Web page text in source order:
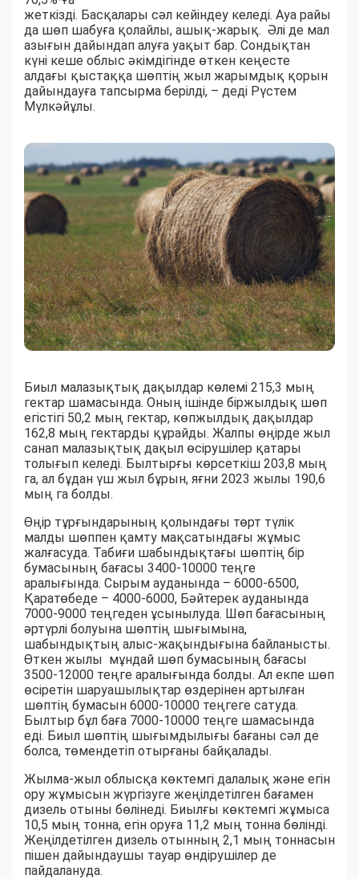
жеткізді. Басқалары сәл кейіндеу келеді. Ауа райы
да шөп шабуға қолайлы, ашық-жарық. Әлі де мал
азығын дайындап алуға уақыт бар. Сондықтан
күні кеше облыс әкімдігінде өткен кеңесте
алдағы қыстаққа шөптің жыл жарымдық қорын
дайындауға тапсырма берілді, – деді Рүстем
Мүлкәйұлы.
Биыл малазықтық дақылдар көлемі 215,3 мың
гектар шамасында. Оның ішінде біржылдық шөп
егістігі 50,2 мың гектар, көпжылдық дақылдар
162,8 мың гектарды құрайды. Жалпы өңірде жыл
санап малазықтық дақыл өсірушілер қатары
толығып келеді. Былтырғы көрсеткіш 203,8 мың
га, ал бұдан үш жыл бұрын, яғни 2023 жылы 190,6
мың га болды.
Өңір тұрғындарының қолындағы төрт түлік
малды шөппен қамту мақсатындағы жұмыс
жалғасуда. Табиғи шабындықтағы шөптің бір
бумасының бағасы 3400-10000 теңге
аралығында. Сырым ауданында – 6000-6500,
Қаратөбеде – 4000-6000, Бәйтерек ауданында
7000-9000 теңгеден ұсынылуда. Шөп бағасының
әртүрлі болуына шөптің шығымына,
шабындықтың алыс-жақындығына байланысты.
Өткен жылы мұндай шөп бумасының бағасы
3500-12000 теңге аралығында болды. Ал екпе шөп
өсіретін шаруашылықтар өздерінен артылған
шөптің бумасын 6000-10000 теңгеге сатуда.
Былтыр бұл баға 7000-10000 теңге шамасында
еді. Биыл шөптің шығымдылығы бағаны сәл де
болса, төмендетіп отырғаны байқалады.
Жылма-жыл облысқа көктемгі далалық және егін
ору жұмысын жүргізуге жеңілдетілген бағамен
дизель отыны бөлінеді. Биылғы көктемгі жұмыса
10,5 мың тонна, егін оруға 11,2 мың тонна бөлінді.
Жеңілдетілген дизель отынның 2,1 мың тоннасын
пішен дайындаушы тауар өндірушілер де
пайдалануда.